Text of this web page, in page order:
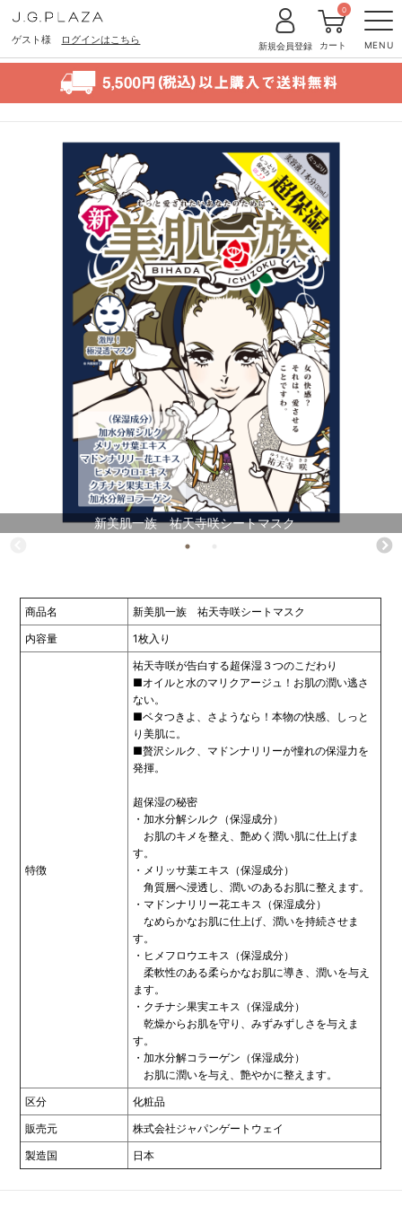
ゲスト様 ログインはこちら MENU
新規会員登録 カート
0
新美肌一族 祐天寺咲シートマスク
商品名
新美肌一族 祐天寺咲シートマスク
内容量
1枚入り
特徴
祐天寺咲が告白する超保湿３つのこだわり
■オイルと水のマリクアージュ！お肌の潤い逃さ
ない。
■ベタつきよ、さようなら！本物の快感、しっと
り美肌に。
■贅沢シルク、マドンナリリーが憧れの保湿力を
発揮。
超保湿の秘密
・加水分解シルク（保湿成分）
お肌のキメを整え、艶めく潤い肌に仕上げま
す。
・メリッサ葉エキス（保湿成分）
角質層へ浸透し、潤いのあるお肌に整えます。
・マドンナリリー花エキス（保湿成分）
なめらかなお肌に仕上げ、潤いを持続させま
す。
・ヒメフロウエキス（保湿成分）
柔軟性のある柔らかなお肌に導き、潤いを与え
ます。
・クチナシ果実エキス（保湿成分）
乾燥からお肌を守り、みずみずしさを与えま
す。
・加水分解コラーゲン（保湿成分）
お肌に潤いを与え、艶やかに整えます。
区分
化粧品
販売元
株式会社ジャパンゲートウェイ
製造国
日本